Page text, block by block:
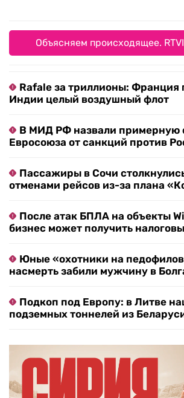
Объясняем происходящее.
Rafale за триллионы: Франция
Индии целый воздушный флот
В МИД РФ назвали примерную
Евросоюза от санкций против
Пассажиры в Сочи
отменами рейсов из-за плана
После атак БПЛА на объекты
бизнес может получить
Юные «охотники на
насмерть забили мужчину в
Подкоп под Европу: в Литве
подземных тоннелей из